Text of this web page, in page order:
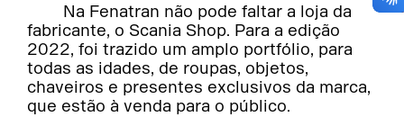
Na Fenatran não pode faltar a loja da
fabricante, o Scania Shop. Para a edição
2022, foi trazido um amplo portfólio, para
todas as idades, de roupas, objetos,
chaveiros e presentes exclusivos da marca,
que estão à venda para o público.